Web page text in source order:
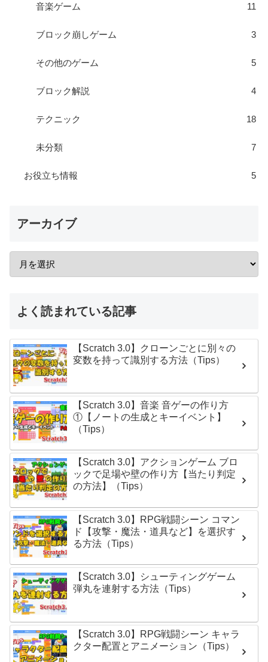
音楽ゲーム 11
ブロック崩しゲーム 3
その他のゲーム 5
ブロック解説 4
テクニック 18
未分類 7
お役立ち情報 5
アーカイブ
よく読まれている記事
【Scratch 3.0】クローンごとに別々の
変数を持って識別する方法（Tips）
【Scratch 3.0】音楽 音ゲーの作り方
①【ノートの生成とキーイベント】
（Tips）
【Scratch 3.0】アクションゲーム ブロ
ックで足場や壁の作り方【当たり判定
の方法】（Tips）
【Scratch 3.0】RPG戦闘シーン コマン
ド【攻撃・魔法・道具など】を選択す
る方法（Tips）
【Scratch 3.0】シューティングゲーム
弾丸を連射する方法（Tips）
【Scratch 3.0】RPG戦闘シーン キャラ
クター配置とアニメーション（Tips）